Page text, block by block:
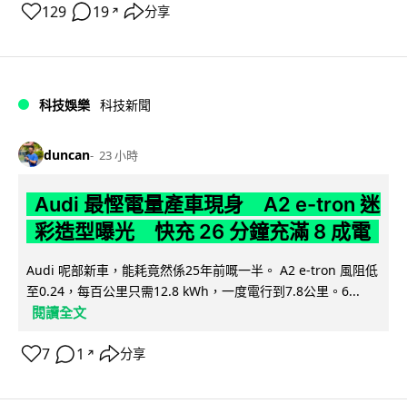
129 19 ↗ 分享
科技娛樂 科技新聞
duncan 23 小時
Audi 最慳電量產車現身 A2 e-tron 迷
彩造型曝光 快充 26 分鐘充滿 8 成電
Audi 呢部新車，能耗竟然係25年前嘅一半。 A2 e-tron 風阻低
至0.24，每百公里只需12.8 kWh，一度電行到7.8公里。6...
閱讀全文
7 1 ↗ 分享